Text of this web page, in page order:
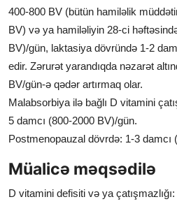
400-800 BV (bütün hamiləlik
BV) və ya hamiləliyin 28-ci
BV)/gün, laktasiya dövründə 1-2
edir. Zərurət yarandıqda nəzarət
BV/gün-ə qədər artırmaq olar.
Malabsorbiya ilə bağlı D vitamini
5 damcı (800-2000 BV)/gün.
Postmenopauzal dövrdə: 1-3 damcı
Müalicə məqsədilə
D vitamini defisiti və ya